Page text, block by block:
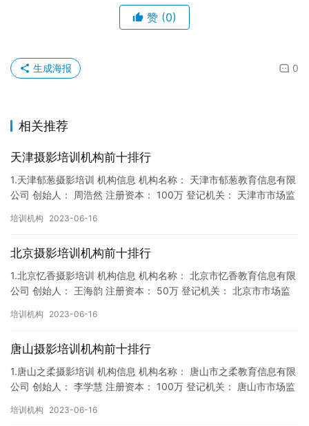
赞 (0)
0
生成海报
相关推荐
天津摄影培训机构前十排行
1.天津郁葱摄影培训 机构信息 机构名称： 天津市郁葱教育信息有限
公司 创始人： 周浩然 注册资本： 100万 登记机关： 天津市市场监
培训机构 2023-06-16
北京摄影培训机构前十排行
1.北京忆香摄影培训 机构信息 机构名称： 北京市忆香教育信息有限
公司 创始人： 王海韵 注册资本： 50万 登记机关： 北京市市场监
培训机构 2023-06-16
唐山摄影培训机构前十排行
1.唐山之柔摄影培训 机构信息 机构名称： 唐山市之柔教育信息有限
公司 创始人： 李学慧 注册资本： 100万 登记机关： 唐山市市场监
培训机构 2023-06-16